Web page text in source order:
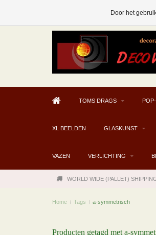
TOMS DRAGS
XL BEELDEN GLASKUNST
VAZEN VERLICHTING
WORLD WIDE (PALLET)
Home / Tags / a-symmetrisch
Producten getagd met a-
Door het